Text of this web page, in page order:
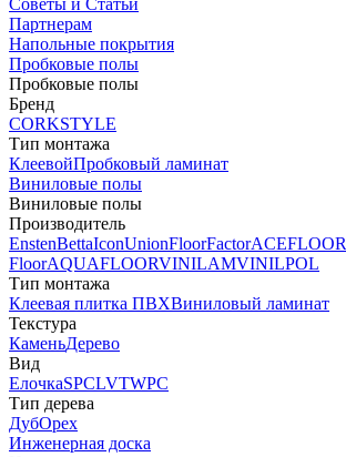
Советы и Статьи
Партнерам
Напольные покрытия
Пробковые полы
Пробковые полы
Бренд
CORKSTYLE
Тип монтажа
КлеевойПробковый ламинат
Виниловые полы
Виниловые полы
Производитель
EnstenBettaIconUnionFloorFactorACEFLOOR
FloorAQUAFLOORVINILAMVINILPOL
Тип монтажа
Клеевая плитка ПВХВиниловый ламинат
Текстура
КаменьДерево
Вид
ЕлочкаSPCLVTWPC
Тип дерева
ДубОрех
Инженерная доска